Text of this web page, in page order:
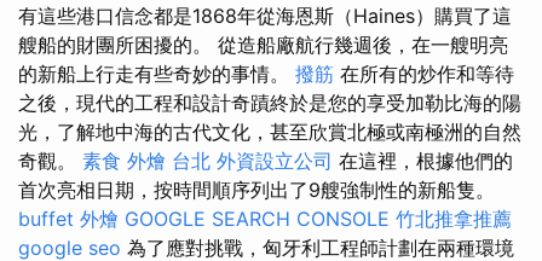
有這些港口信念都是1868年從海恩斯（Haines）購買了這
艘船的財團所困擾的。 從造船廠航行幾週後，在一艘明亮
的新船上行走有些奇妙的事情。 撥筋 在所有的炒作和等待
之後，現代的工程和設計奇蹟終於是您的享受加勒比海的陽
光，了解地中海的古代文化，甚至欣賞北極或南極洲的自然
奇觀。 素食 外燴 台北 外資設立公司 在這裡，根據他們的
首次亮相日期，按時間順序列出了9艘強制性的新船隻。
buffet 外燴 GOOGLE SEARCH CONSOLE 竹北推拿推薦
google seo 為了應對挑戰，匈牙利工程師計劃在兩種環境